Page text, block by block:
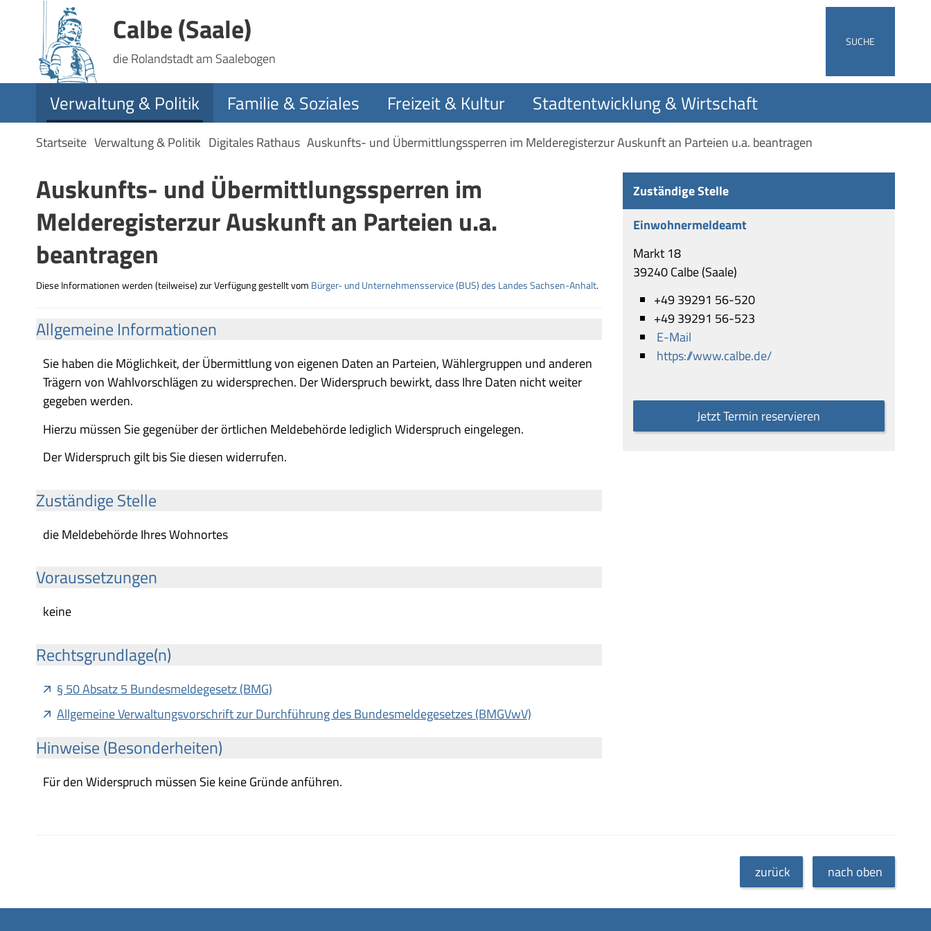
Calbe (Saale)
die Rolandstadt am Saalebogen
SUCHE
Verwaltung & Politik Familie & Soziales Freizeit & Kultur Stadtentwicklung & Wirtschaft
Startseite Verwaltung & Politik Digitales Rathaus Auskunfts- und Übermittlungssperren im Melderegisterzur Auskunft an Parteien u.a. beantragen
Auskunfts- und Übermittlungssperren im
Melderegisterzur Auskunft an Parteien u.a.
beantragen
Diese Informationen werden (teilweise) zur Verfügung gestellt vom Bürger- und Unternehmensservice (BUS) des Landes Sachsen-Anhalt.
Allgemeine Informationen
Sie haben die Möglichkeit, der Übermittlung von eigenen Daten an Parteien, Wählergruppen und anderen
Trägern von Wahlvorschlägen zu widersprechen. Der Widerspruch bewirkt, dass Ihre Daten nicht weiter
gegeben werden.
Hierzu müssen Sie gegenüber der örtlichen Meldebehörde lediglich Widerspruch eingelegen.
Der Widerspruch gilt bis Sie diesen widerrufen.
Zuständige Stelle
die Meldebehörde Ihres Wohnortes
Voraussetzungen
keine
Rechtsgrundlage(n)
§ 50 Absatz 5 Bundesmeldegesetz (BMG)
Allgemeine Verwaltungsvorschrift zur Durchführung des Bundesmeldegesetzes (BMGVwV)
Hinweise (Besonderheiten)
Für den Widerspruch müssen Sie keine Gründe anführen.
Zuständige Stelle
Einwohnermeldeamt
Markt 18
39240 Calbe (Saale)
+49 39291 56-520
+49 39291 56-523
E-Mail
https://www.calbe.de/
Jetzt Termin reservieren
zurück nach oben